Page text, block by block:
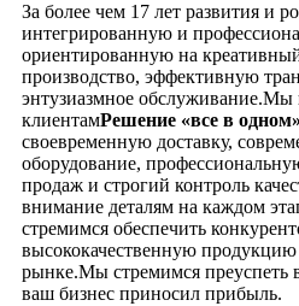
За более чем 17 лет развития и
интегрированную и
ориентированную на
производство, эффективную
энтузиазмное обслуживание.Мы
клиентамРешение «все в одном»
своевременную доставку,
оборудование,
продаж и строгий контроль
внимание деталям на каждом
стремимся обеспечить
высококачественную
рынке.Мы стремимся преуспеть
ваш бизнес приносил прибыль.